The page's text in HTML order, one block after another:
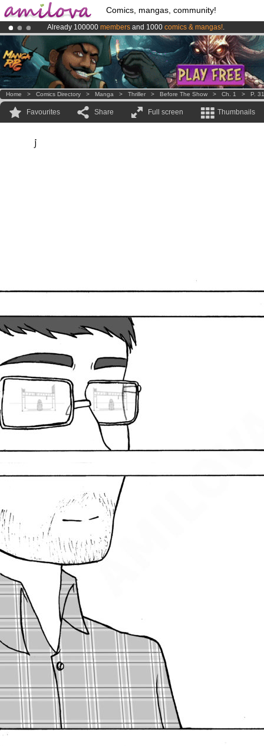
Comics, mangas, community!
Already 100000 members and 1000 comics & mangas!.
AmilovaKickstarter is now LIVE!.
Premium membership from3.95 euros per month !Get membership
Home > Comics Directory > Manga > Thriller > Before The Show > Ch. 1 > P. 31
Favourites Share Full screen Thumbnails
j